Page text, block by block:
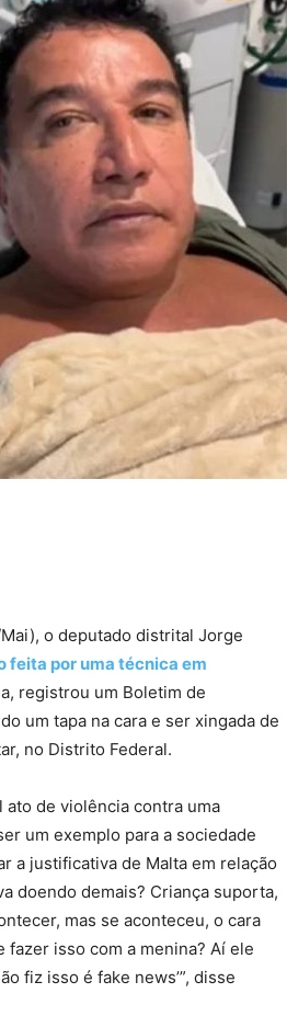
o deputado distrital Jorge
feita por uma técnica em
registrou um Boletim de
um tapa na cara e ser xingada de
no Distrito Federal.
de violência contra uma
um exemplo para a sociedade
a justificativa de Malta em relação
doendo demais? Criança suporta,
mas se aconteceu, o cara
fazer isso com a menina? Aí ele
fiz isso é fake news’”, disse